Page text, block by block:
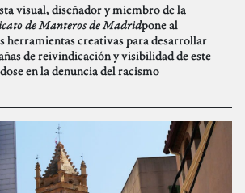
visual, diseñador y miembro de la
de Manteros de Madridpone al
herramientas creativas para desarrollar
de reivindicación y visibilidad de este
en la denuncia del racismo